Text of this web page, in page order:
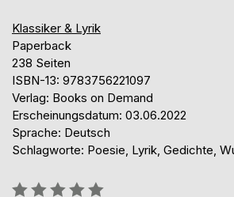
Klassiker & Lyrik
Paperback
238 Seiten
ISBN-13: 9783756221097
Verlag: Books on Demand
Erscheinungsdatum: 03.06.2022
Sprache: Deutsch
Schlagworte: Poesie, Lyrik, Gedichte,
Bewertung::